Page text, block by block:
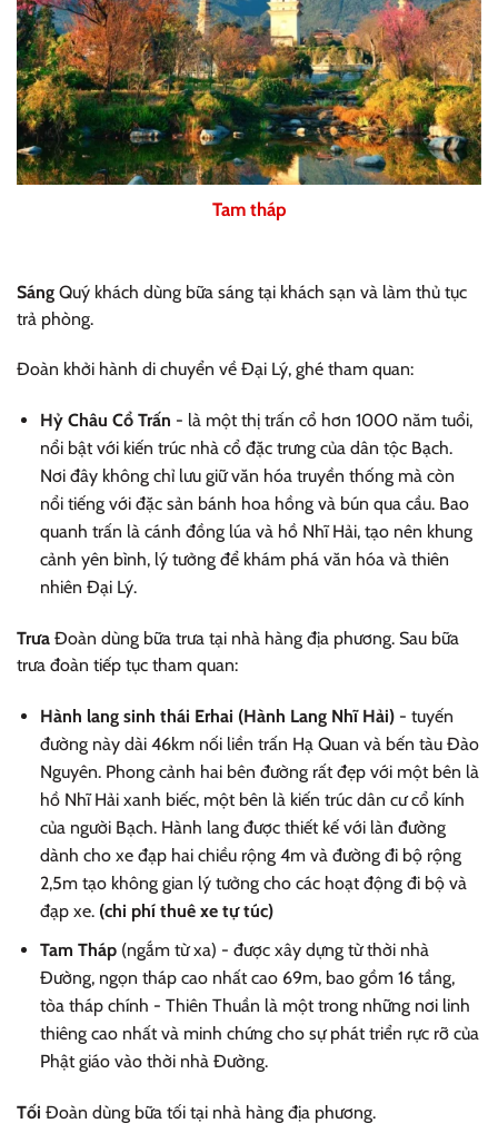
Tam tháp
Sáng Quý khách dùng bữa sáng tại khách sạn và làm thủ tục
trả phòng.
Đoàn khởi hành di chuyển về Đại Lý, ghé tham quan:
Hỷ Châu Cổ Trấn - là một thị trấn cổ hơn 1000 năm tuổi,
nổi bật với kiến trúc nhà cổ đặc trưng của dân tộc Bạch.
Nơi đây không chỉ lưu giữ văn hóa truyền thống mà còn
nổi tiếng với đặc sản bánh hoa hồng và bún qua cầu. Bao
quanh trấn là cánh đồng lúa và hồ Nhĩ Hải, tạo nên khung
cảnh yên bình, lý tưởng để khám phá văn hóa và thiên
nhiên Đại Lý.
Trưa Đoàn dùng bữa trưa tại nhà hàng địa phương. Sau bữa
trưa đoàn tiếp tục tham quan:
Hành lang sinh thái Erhai (Hành Lang Nhĩ Hải)- tuyến
đường này dài 46km nối liền trấn Hạ Quan và bến tàu Đào
Nguyên. Phong cảnh hai bên đường rất đẹp với một bên là
hồ Nhĩ Hải xanh biếc, một bên là kiến trúc dân cư cổ kính
của người Bạch. Hành lang được thiết kế với làn đường
dành cho xe đạp hai chiều rộng 4m và đường đi bộ rộng
2,5m tạo không gian lý tưởng cho các hoạt động đi bộ và
đạp xe. (chi phí thuê xe tự túc)
Tam Tháp(ngắm từ xa) - được xây dựng từ thời nhà
Đường, ngọn tháp cao nhất cao 69m, bao gồm 16 tầng,
tòa tháp chính - Thiên Thuần là một trong những nơi linh
thiêng cao nhất và minh chứng cho sự phát triển rực rỡ của
Phật giáo vào thời nhà Đường.
Tối Đoàn dùng bữa tối tại nhà hàng địa phương.